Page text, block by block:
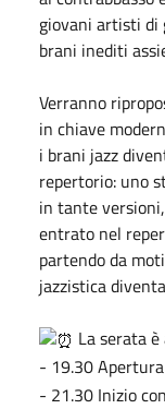
giovani artisti di
brani inediti
Verranno
in chiave
i brani jazz
repertorio: uno
in tante
entrato nel
partendo da
jazzistica
La serata
- 19.30
- 21.30 Inizio